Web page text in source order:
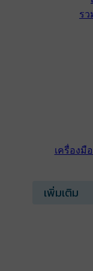
รว
เครื่อง
เพิ่มเติม